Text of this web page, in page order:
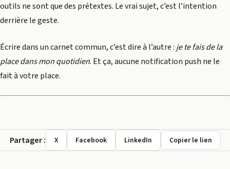
outils ne sont que des prétextes. Le vrai sujet, c’est l’intention
derrière le geste.
Écrire dans un carnet commun, c’est dire à l’autre : je te fais de la
place dans mon quotidien. Et ça, aucune notification push ne le
fait à votre place.
Partager : X Facebook LinkedIn Copier le lien